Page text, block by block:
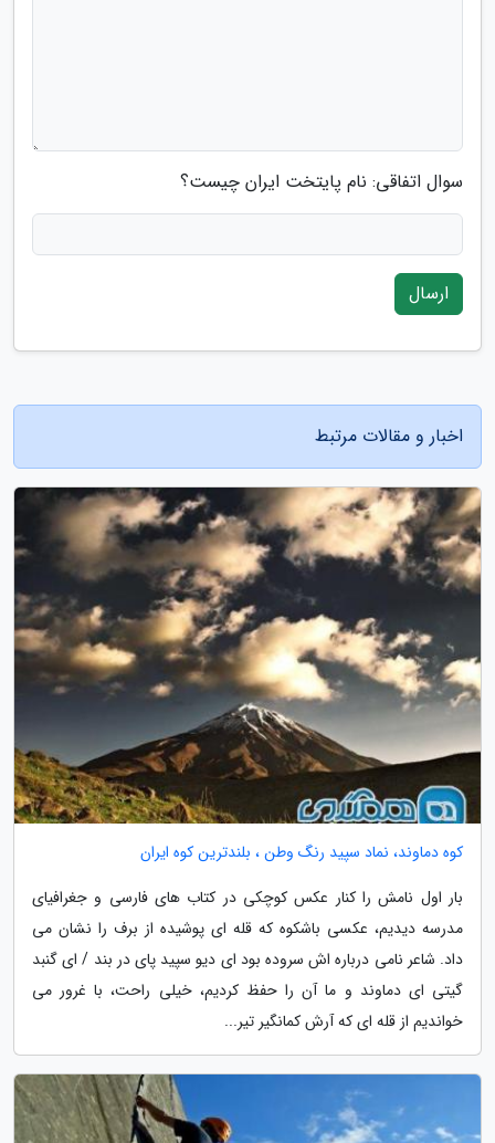
سوال اتفاقی: نام پایتخت ایران چیست؟
ارسال
اخبار و مقالات مرتبط
کوه دماوند، نماد سپید رنگ وطن ، بلندترین کوه ایران
بار اول نامش را کنار عکس کوچکی در کتاب های فارسی و جغرافیای
مدرسه دیدیم، عکسی باشکوه که قله ای پوشیده از برف را نشان می
داد. شاعر نامی درباره اش سروده بود ای دیو سپید پای در بند / ای گنبد
گیتی ای دماوند و ما آن را حفظ کردیم، خیلی راحت، با غرور می
خواندیم از قله ای که آرش کمانگیر تیر...